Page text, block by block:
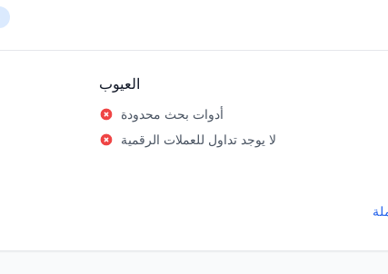
العيوب
أدوات بحث محدودة
لا يوجد تداول للعملات الرقمية